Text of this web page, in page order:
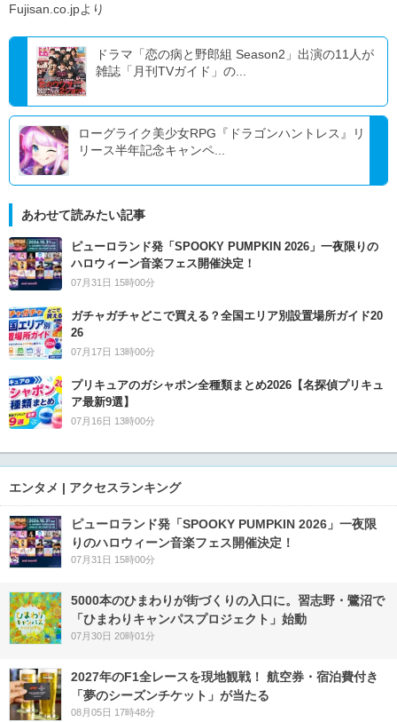
Fujisan.co.jpより
ドラマ「恋の病と野郎組 Season2」出演の11人が
雑誌「月刊TVガイド」の...
ローグライク美少女RPG『ドラゴンハントレス』リ
リース半年記念キャンペ...
あわせて読みたい記事
ピューロランド発「SPOOKY PUMPKIN 2026」一夜限りの
ハロウィーン音楽フェス開催決定！
07月31日 15時00分
ガチャガチャどこで買える？全国エリア別設置場所ガイド20
26
07月17日 13時00分
プリキュアのガシャポン全種類まとめ2026【名探偵プリキュ
ア最新9選】
07月16日 13時00分
エンタメ | アクセスランキング
ピューロランド発「SPOOKY PUMPKIN 2026」一夜限
りのハロウィーン音楽フェス開催決定！
07月31日 15時00分
5000本のひまわりが街づくりの入口に。習志野・鷺沼で
「ひまわりキャンパスプロジェクト」始動
07月30日 20時01分
2027年のF1全レースを現地観戦！ 航空券・宿泊費付き
「夢のシーズンチケット」が当たる
08月05日 17時48分